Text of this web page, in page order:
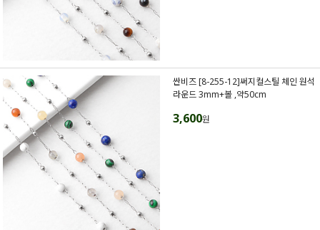
싼비즈 [8-255-12]써지컬스틸 체인 원석
라운드 3mm+볼 ,약50cm
3,600원